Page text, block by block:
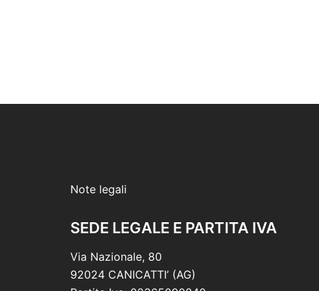
Note legali
SEDE LEGALE E PARTITA IVA
Via Nazionale, 80
92024 CANICATTI’ (AG)